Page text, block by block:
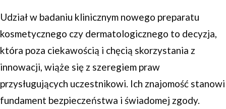
Udział w badaniu klinicznym nowego preparatu
kosmetycznego czy dermatologicznego to decyzja,
która poza ciekawością i chęcią skorzystania z
innowacji, wiąże się z szeregiem praw
przysługujących uczestnikowi. Ich znajomość stanowi
fundament bezpieczeństwa i świadomej zgody.